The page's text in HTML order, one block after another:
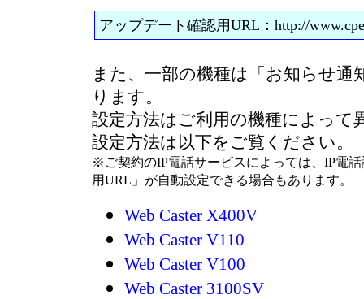
アップデート確認用URL：http://
また、一部の機種は「お知らせ通
ります。
設定方法はご利用の機種によって
設定方法は以下をご覧ください。
※ご契約のIP電話サービスによっては、IP電
用URL」が自動設定できる場合もあります。
Web Caster X400V
Web Caster V110
Web Caster V100
Web Caster 3100SV